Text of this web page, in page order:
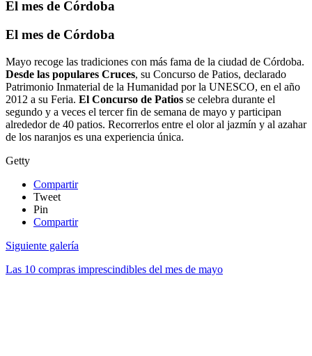
El mes de Córdoba
El mes de Córdoba
Mayo recoge las tradiciones con más fama de la ciudad de Córdoba.
Desde las populares Cruces, su Concurso de Patios, declarado
Patrimonio Inmaterial de la Humanidad por la UNESCO, en el año
2012 a su Feria. El Concurso de Patios se celebra durante el
segundo y a veces el tercer fin de semana de mayo y participan
alrededor de 40 patios. Recorrerlos entre el olor al jazmín y al azahar
de los naranjos es una experiencia única.
Getty
Compartir
Tweet
Pin
Compartir
Siguiente galería
Las 10 compras imprescindibles del mes de mayo